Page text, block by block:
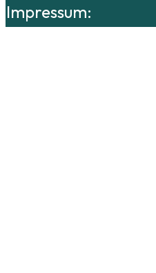
Impressum: